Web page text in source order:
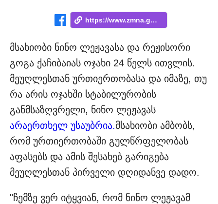
https://www.zmna.ge/news/daminakhavs-rog...
მსახიობი ნინო ლეჟავასა და რეჟისორი
გოგა ქაჩიბაიას ოჯახი 24 წელს ითვლის.
მეუღლესთან ურთიერთობასა და იმაზე, თუ
რა არის ოჯახში სტაბილურობის
განმსაზღვრელი, ნინო ლეჟავას
არაერთხელ უსაუბრია.მსახიობი ამბობს,
რომ ურთიერთობაში გულწრფელობას
აფასებს და ამის შესახებ გარიგება
მეუღლესთან პირველი დღიდანვე დადო.
"ჩემზე ვერ იტყვიან, რომ ნინო ლეჟავამ